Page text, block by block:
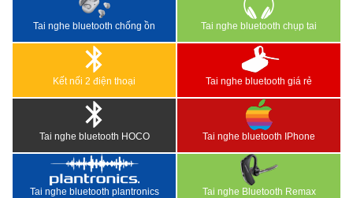
Tai nghe bluetooth chống ồn Tai nghe bluetooth chụp tai
Kết nối 2 điện thoại Tai nghe bluetooth giá rẻ
Tai nghe bluetooth HOCO Tai nghe bluetooth IPhone
Tai nghe bluetooth plantronics Tai nghe Bluetooth Remax